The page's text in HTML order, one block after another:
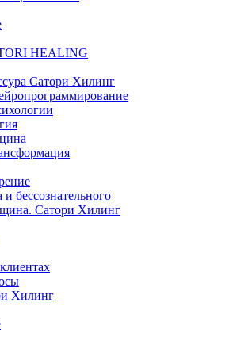
HEALING
Сатори Хилинг
бессознательного
Сатори Хилинг
Хилинг